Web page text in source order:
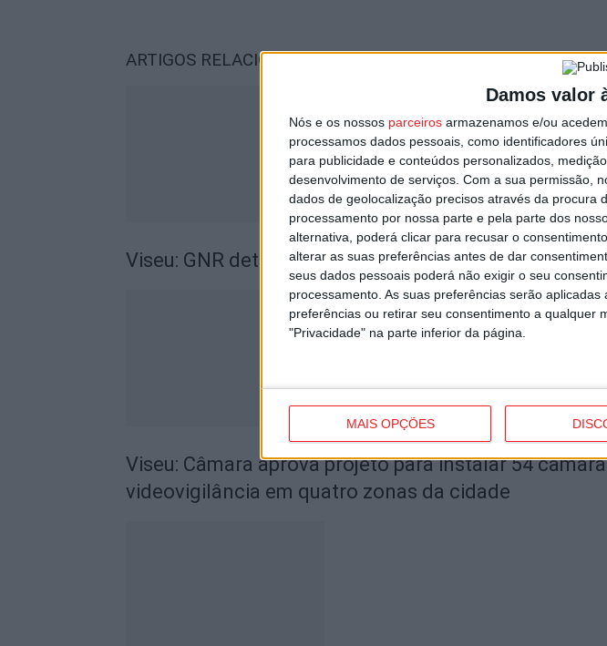
Damos valor
Nós e os nossos parceiros armazenamos e/ou
processamos dados pessoais, como identificadores
para publicidade e conteúdos personalizados,
desenvolvimento de serviços. Com a sua permissão,
dados de geolocalização precisos através da procura
processamento por nossa parte e pela parte dos
alternativa, poderá clicar para recusar o
alterar as suas preferências antes de dar
seus dados pessoais poderá não exigir o seu
processamento. As suas preferências serão
preferências ou retirar seu consentimento a qualquer
"Privacidade" na parte inferior da página.
MAIS OPÇÕES
ARTIGOS RELACIONADOSMais do autor
Viseu: GNR detém sete suspeitos por furto de cobre
Viseu: Câmara aprova projeto para instalar 54
videovigilância em quatro zonas da cidade